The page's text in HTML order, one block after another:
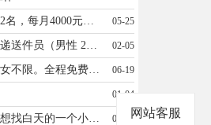
望奎鹅厂招聘：招聘男工2名，每月4000元，招一对夫妻工，月薪面议。年龄50岁左右，供吃供住，伙食好待遇好，工作简单，老板人好 事少，联系电话17745519015 05-25
诚聘快递送件员和临时快递送件员（男性 25-40岁，无不良嗜好）（自带车优先）要求：熟悉望奎地形，服从安排，工资待遇优厚，欢迎你的加入，有意向者与我联系：15799153100 02-05
招募主播，18～45周岁男女不限。全程免费培训，0元入职！在家可直播，时间自己选择。全程陪跑专人教授，一站式服务，常年居住望奎，有意者可以面谈了解；陈女士：16646554775 06-19
01-04
本人火锅烧烤烤肉都干过想找白天的一个小时工 替班19990706162 08-17网站客服